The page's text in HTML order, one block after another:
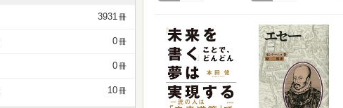
3931冊
0冊
0冊
10冊